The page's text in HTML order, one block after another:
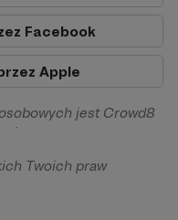
Facebook
Apple
jest Crowd8
Żwirki i Wigury 16, 02-
będą przetwarzane w
zawartej z Tobą, w
Twoich praw
o ochronie